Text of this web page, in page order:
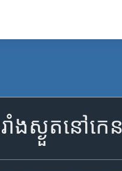
រាំងស្ងួត​​នៅ​ក